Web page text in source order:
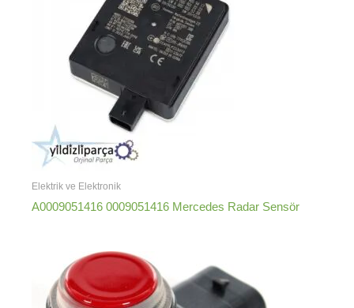
Elektrik ve Elektronik
A0009051416 0009051416 Mercedes Radar Sensör